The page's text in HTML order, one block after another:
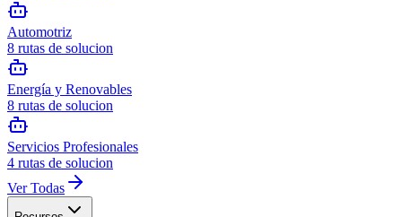
Automotriz
8 rutas de solucion
Energía y Renovables
8 rutas de solucion
Servicios Profesionales
4 rutas de solucion
Ver Todas